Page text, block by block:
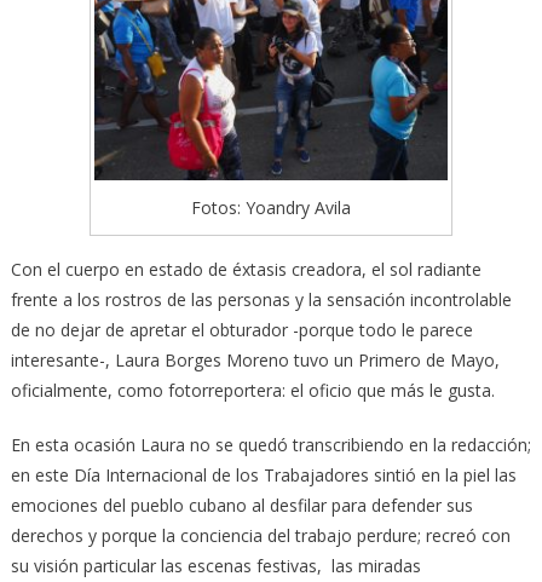
Fotos: Yoandry Avila
Con el cuerpo en estado de éxtasis creadora, el sol radiante
frente a los rostros de las personas y la sensación incontrolable
de no dejar de apretar el obturador -porque todo le parece
interesante-, Laura Borges Moreno tuvo un Primero de Mayo,
oficialmente, como fotorreportera: el oficio que más le gusta.
En esta ocasión Laura no se quedó transcribiendo en la redacción;
en este Día Internacional de los Trabajadores sintió en la piel las
emociones del pueblo cubano al desfilar para defender sus
derechos y porque la conciencia del trabajo perdure; recreó con
su visión particular las escenas festivas, las miradas